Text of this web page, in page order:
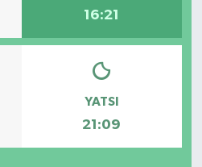
16:21
YATSI
21:09